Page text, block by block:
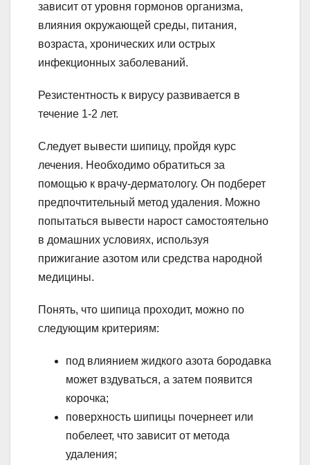
зависит от уровня гормонов организма,
влияния окружающей среды, питания,
возраста, хронических или острых
инфекционных заболеваний.
Резистентность к вирусу развивается в
течение 1-2 лет.
Следует вывести шипицу, пройдя курс
лечения. Необходимо обратиться за
помощью к врачу-дерматологу. Он подберет
предпочтительный метод удаления. Можно
попытаться вывести нарост самостоятельно
в домашних условиях, используя
прижигание азотом или средства народной
медицины.
Понять, что шипица проходит, можно по
следующим критериям:
под влиянием жидкого азота бородавка
может вздуваться, а затем появится
корочка;
поверхность шипицы почернеет или
побелеет, что зависит от метода
удаления;